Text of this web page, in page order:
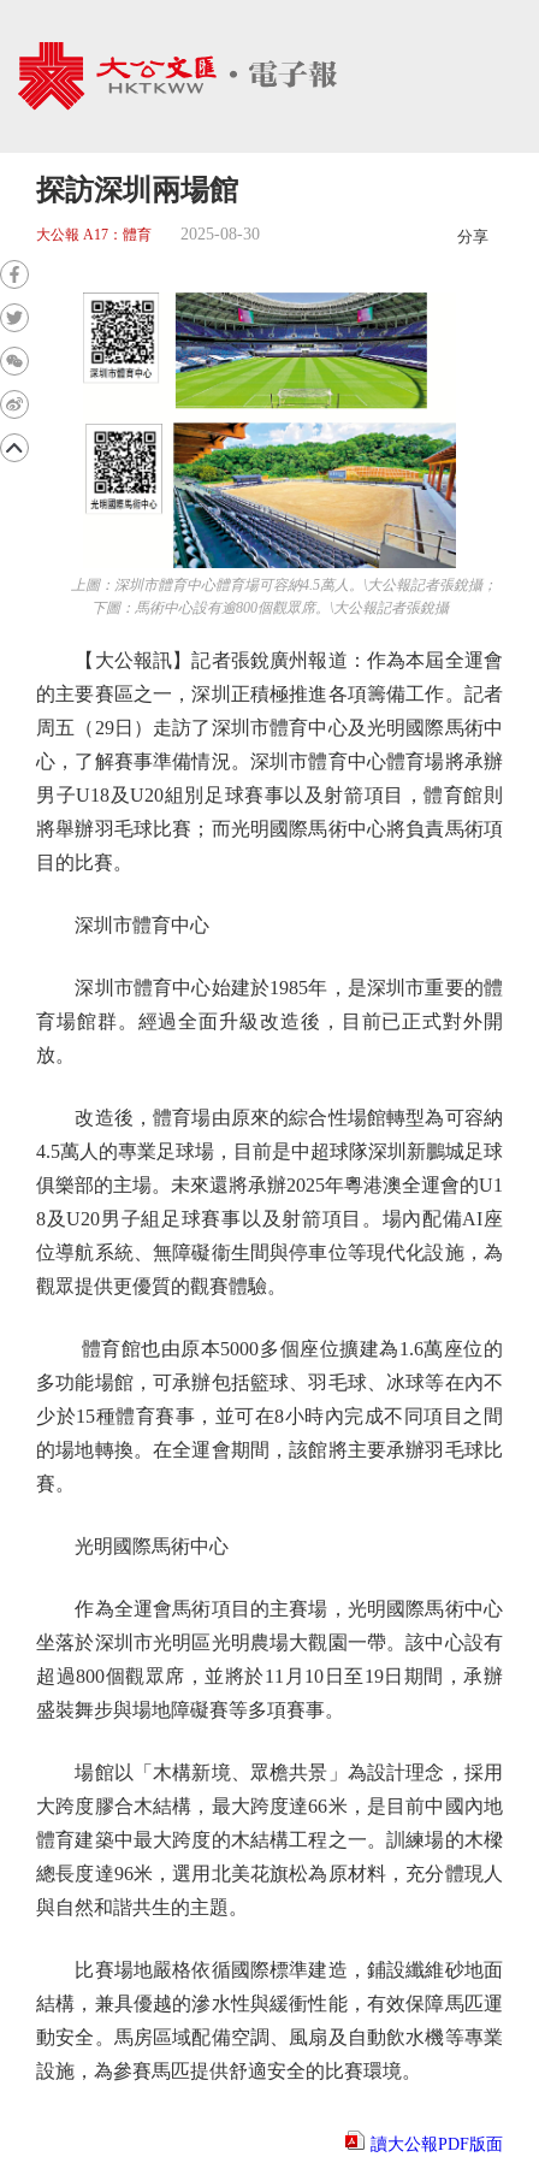
探訪深圳兩場館
大公報 A17：體育 2025-08-30 分享
上圖：深圳市體育中心體育場可容納4.5萬人。\大公報記者張銳攝；
下圖：馬術中心設有逾800個觀眾席。\大公報記者張銳攝
【大公報訊】記者張銳廣州報道：作為本屆全運會
的主要賽區之一，深圳正積極推進各項籌備工作。記者
周五（29日）走訪了深圳市體育中心及光明國際馬術中
心，了解賽事準備情況。深圳市體育中心體育場將承辦
男子U18及U20組別足球賽事以及射箭項目，體育館則
將舉辦羽毛球比賽；而光明國際馬術中心將負責馬術項
目的比賽。
深圳市體育中心
深圳市體育中心始建於1985年，是深圳市重要的體
育場館群。經過全面升級改造後，目前已正式對外開
放。
改造後，體育場由原來的綜合性場館轉型為可容納
4.5萬人的專業足球場，目前是中超球隊深圳新鵬城足球
俱樂部的主場。未來還將承辦2025年粵港澳全運會的U1
8及U20男子組足球賽事以及射箭項目。場內配備AI座
位導航系統、無障礙衞生間與停車位等現代化設施，為
觀眾提供更優質的觀賽體驗。
體育館也由原本5000多個座位擴建為1.6萬座位的
多功能場館，可承辦包括籃球、羽毛球、冰球等在內不
少於15種體育賽事，並可在8小時內完成不同項目之間
的場地轉換。在全運會期間，該館將主要承辦羽毛球比
賽。
光明國際馬術中心
作為全運會馬術項目的主賽場，光明國際馬術中心
坐落於深圳市光明區光明農場大觀園一帶。該中心設有
超過800個觀眾席，並將於11月10日至19日期間，承辦
盛裝舞步與場地障礙賽等多項賽事。
場館以「木構新境、眾檐共景」為設計理念，採用
大跨度膠合木結構，最大跨度達66米，是目前中國內地
體育建築中最大跨度的木結構工程之一。訓練場的木樑
總長度達96米，選用北美花旗松為原材料，充分體現人
與自然和諧共生的主題。
比賽場地嚴格依循國際標準建造，鋪設纖維砂地面
結構，兼具優越的滲水性與緩衝性能，有效保障馬匹運
動安全。馬房區域配備空調、風扇及自動飲水機等專業
設施，為參賽馬匹提供舒適安全的比賽環境。
讀大公報PDF版面